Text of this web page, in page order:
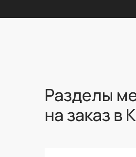
Разделы
на заказ в